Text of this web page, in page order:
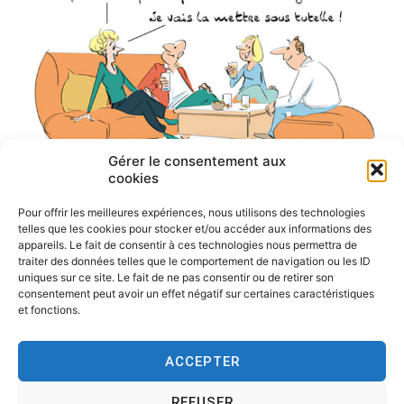
Gérer le consentement aux
cookies
Pour offrir les meilleures expériences, nous utilisons des technologies
telles que les cookies pour stocker et/ou accéder aux informations des
appareils. Le fait de consentir à ces technologies nous permettra de
traiter des données telles que le comportement de navigation ou les ID
uniques sur ce site. Le fait de ne pas consentir ou de retirer son
consentement peut avoir un effet négatif sur certaines caractéristiques
et fonctions.
ACCEPTER